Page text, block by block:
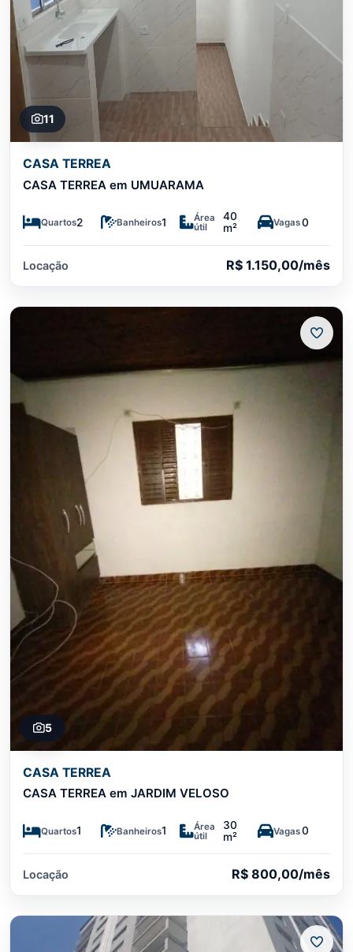
11
CASA TERREA
CASA TERREA em UMUARAMA
Quartos2 Banheiros1
Área
útil
40
m²
Vagas0
Locação R$ 1.150,00/mês
5
CASA TERREA
CASA TERREA em JARDIM VELOSO
Quartos1 Banheiros1
Área
útil
30
m²
Vagas0
Locação R$ 800,00/mês